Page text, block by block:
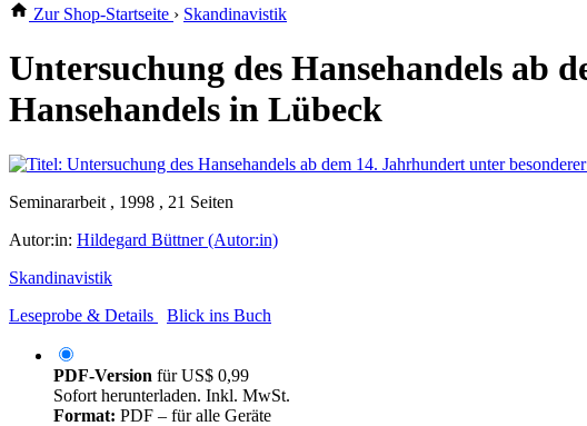
Zur Shop-Startseite › Skandinavistik
Untersuchung des Hansehandels ab
Hansehandels in Lübeck
Seminararbeit , 1998 , 21 Seiten
Autor:in: Hildegard Büttner (Autor:in)
Skandinavistik
Leseprobe & Details
Blick ins Buch
PDF-Version fürUS$ 0,99
Sofort herunterladen. Inkl. MwSt.
Format: PDF – für alle Geräte